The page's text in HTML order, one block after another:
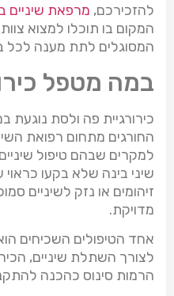
להזכירכם, מרפאת שיניים
המקום בו תוכלו למצוא
המסוגלים לתת מענה לכל
במה מטפל
כירורגיית פה ולסת נוגעת
החורגים מתחום רפואת
למקרים שבהם טיפול
שיני בינה שלא בקעו כראוי
זיהומים או נזק לשיניים
מדויקת.
אחד הטיפולים השכיחים
לצורך השתלת שיניים,
הרמות סינוס כהכנה